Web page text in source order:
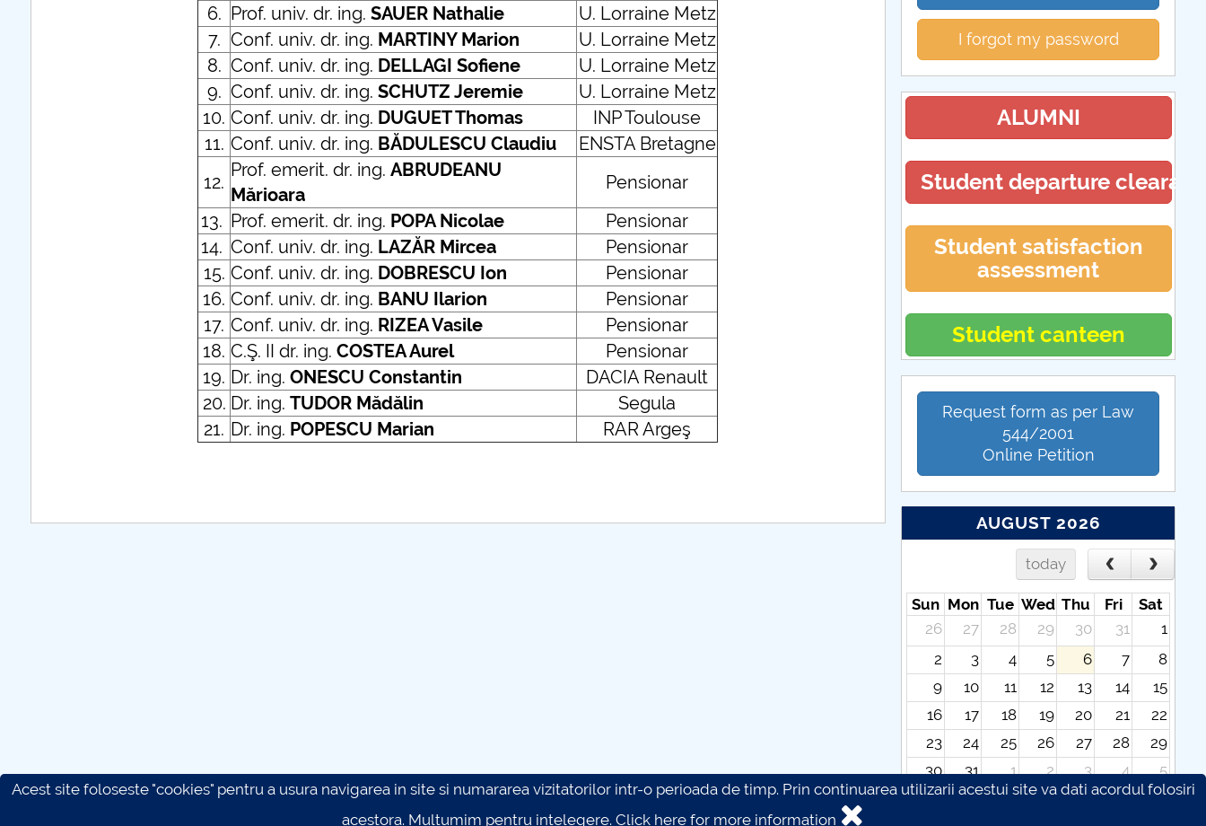
6. Prof. univ. dr. ing.SAUER Nathalie
U. Lorraine Metz
7. Conf. univ. dr. ing. MARTINY Marion
U. Lorraine Metz
8. Conf. univ. dr. ing. DELLAGI Sofiene
U. Lorraine Metz
9. Conf. univ. dr. ing.SCHUTZ Jeremie
U. Lorraine Metz
10. Conf. univ. dr. ing. DUGUET Thomas
INP Toulouse
11. Conf. univ. dr. ing. BĂDULESCU Claudiu
ENSTA Bretagne
12.
Prof. emerit. dr. ing.ABRUDEANU
Mărioara
Pensionar
13. Prof. emerit. dr. ing. POPA Nicolae
Pensionar
14. Conf. univ. dr. ing. LAZĂR Mircea
Pensionar
15. Conf. univ. dr. ing. DOBRESCU Ion
Pensionar
16. Conf. univ. dr. ing. BANU Ilarion
Pensionar
17. Conf. univ. dr. ing. RIZEA Vasile
Pensionar
18. C.Ş. II dr. ing.COSTEA Aurel
Pensionar
19. Dr. ing.ONESCU Constantin
DACIA Renault
20. Dr. ing.TUDOR Mădălin
Segula
21. Dr. ing. POPESCU Marian RAR Argeş
I forgot my password
ALUMNI
Student departure
Student satisfaction
assessment
Student canteen
Request form as per Law
544/2001
Online Petition
AUGUST 2026
today
Sun Mon Tue Wed Thu Fri
Sat
26
27 28 29 30 31
1
2
3 4 5 6 7
8
9
10 11 12 13 14
15
16
17 18 19 20 21
22
23
24 25 26 27 28
29
30
31 1 2 3 4
5
Acest site foloseste "cookies" pentru a usura navigarea in site si numararea vizitatorilor intr-o perioada de timp. Prin continuarea utilizarii acestui site va dati acordul folosiri
acestora. Multumim pentru intelegere. Click here for more information